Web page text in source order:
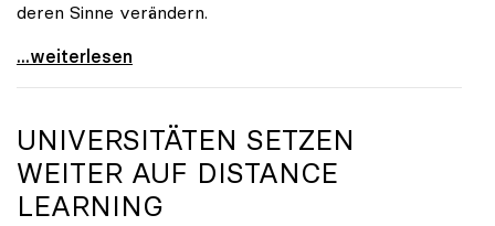
deren Sinne verändern.
Seidler: Verordnungsermächtigung soll Handlungen
...weiterlesen
UNIVERSITÄTEN SETZEN
WEITER AUF DISTANCE
LEARNING